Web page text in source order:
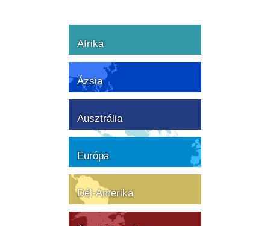
Afrika
Ázsia
Ausztrália
Európa
Dél-Amerika